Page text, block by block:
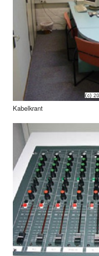
Kabelkrant